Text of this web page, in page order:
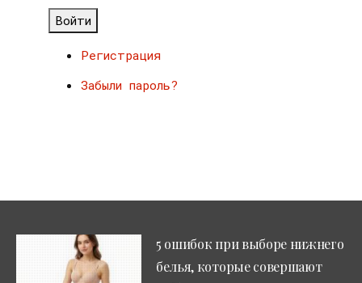
Войти
Регистрация
Забыли пароль?
5 ошибок при выборе нижнего
белья, которые совершают